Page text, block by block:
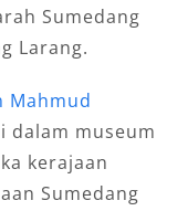
Sumedang
Larang.
Mahmud
dalam museum
kerajaan
Sumedang